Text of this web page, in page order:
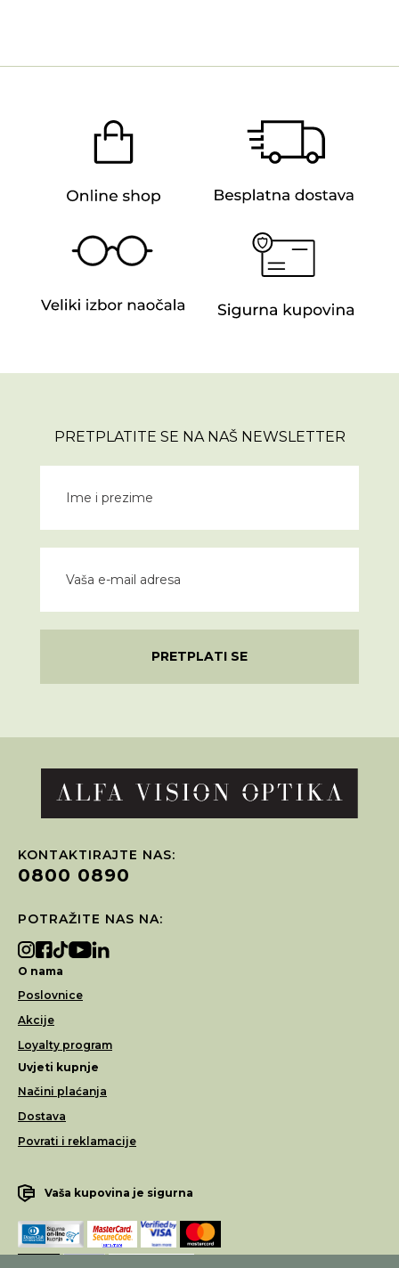
PRETPLATITE SE NA NAŠ NEWSLETTER
PRETPLATI SE
KONTAKTIRAJTE NAS:
0800 0890
POTRAŽITE NAS NA:
O nama
Poslovnice
Akcije
Loyalty program
Uvjeti kupnje
Načini plaćanja
Dostava
Povrati i reklamacije
Vaša kupovina je sigurna